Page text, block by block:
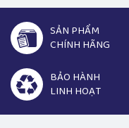
SẢN PHẨM
CHÍNH HÃNG
BẢO HÀNH
LINH HOẠT